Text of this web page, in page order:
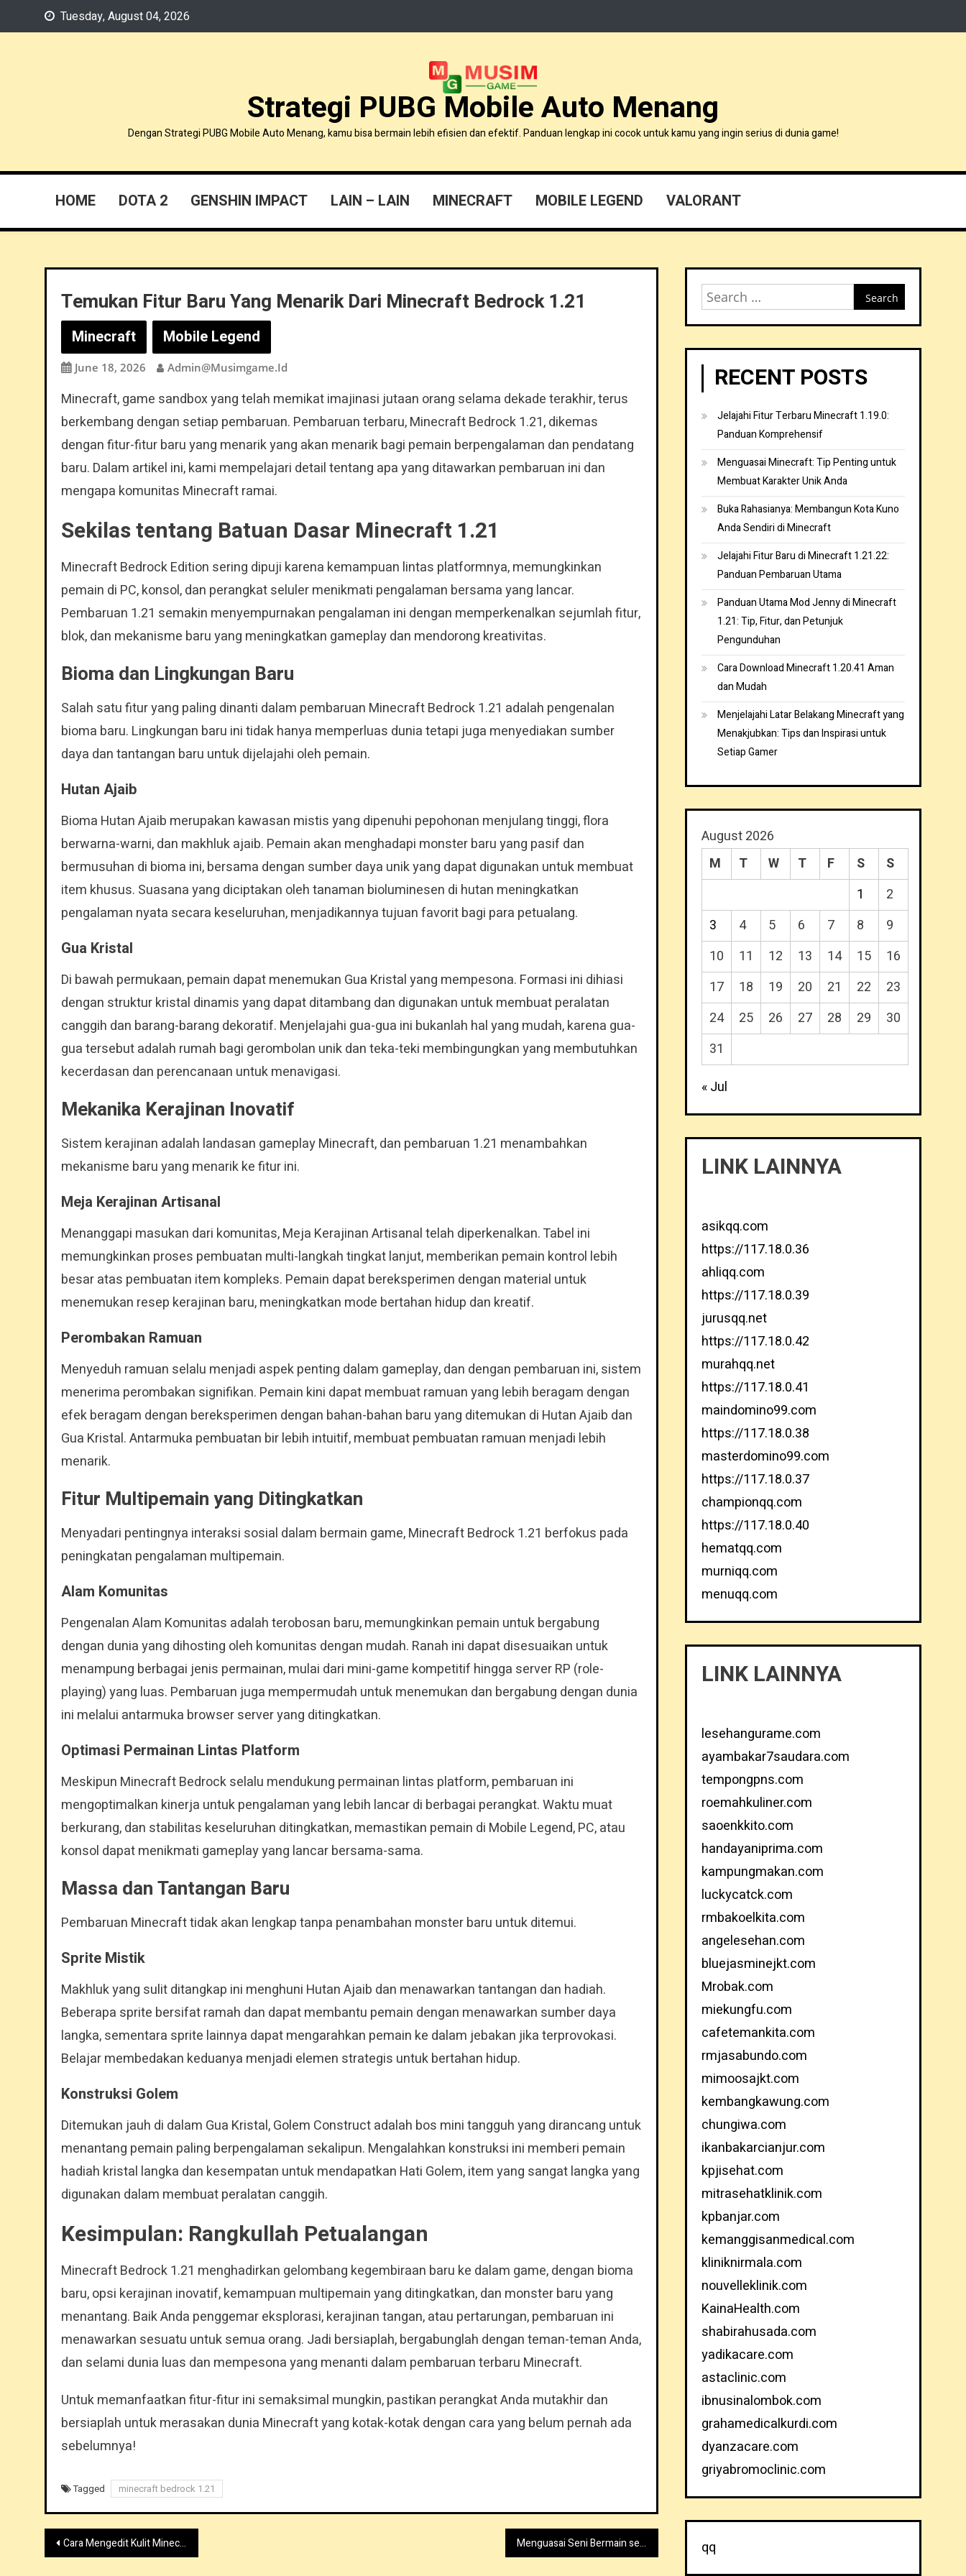
Tuesday, August 04, 2026
Strategi PUBG Mobile Auto Menang
Dengan Strategi PUBG Mobile Auto Menang, kamu bisa bermain lebih efisien dan efektif. Panduan lengkap ini cocok untuk kamu yang ingin serius di dunia game!
HOME DOTA 2 GENSHIN IMPACT LAIN – LAIN MINECRAFT MOBILE LEGEND VALORANT
Temukan Fitur Baru Yang Menarik Dari Minecraft Bedrock 1.21
Minecraft Mobile Legend
June 18, 2026 Admin@musimgame.id
Minecraft, game sandbox yang telah memikat imajinasi jutaan orang selama dekade terakhir, terus
berkembang dengan setiap pembaruan. Pembaruan terbaru, Minecraft Bedrock 1.21, dikemas
dengan fitur-fitur baru yang menarik yang akan menarik bagi pemain berpengalaman dan pendatang
baru. Dalam artikel ini, kami mempelajari detail tentang apa yang ditawarkan pembaruan ini dan
mengapa komunitas Minecraft ramai.
Sekilas tentang Batuan Dasar Minecraft 1.21
Minecraft Bedrock Edition sering dipuji karena kemampuan lintas platformnya, memungkinkan
pemain di PC, konsol, dan perangkat seluler menikmati pengalaman bersama yang lancar.
Pembaruan 1.21 semakin menyempurnakan pengalaman ini dengan memperkenalkan sejumlah fitur,
blok, dan mekanisme baru yang meningkatkan gameplay dan mendorong kreativitas.
Bioma dan Lingkungan Baru
Salah satu fitur yang paling dinanti dalam pembaruan Minecraft Bedrock 1.21 adalah pengenalan
bioma baru. Lingkungan baru ini tidak hanya memperluas dunia tetapi juga menyediakan sumber
daya dan tantangan baru untuk dijelajahi oleh pemain.
Hutan Ajaib
Bioma Hutan Ajaib merupakan kawasan mistis yang dipenuhi pepohonan menjulang tinggi, flora
berwarna-warni, dan makhluk ajaib. Pemain akan menghadapi monster baru yang pasif dan
bermusuhan di bioma ini, bersama dengan sumber daya unik yang dapat digunakan untuk membuat
item khusus. Suasana yang diciptakan oleh tanaman bioluminesen di hutan meningkatkan
pengalaman nyata secara keseluruhan, menjadikannya tujuan favorit bagi para petualang.
Gua Kristal
Di bawah permukaan, pemain dapat menemukan Gua Kristal yang mempesona. Formasi ini dihiasi
dengan struktur kristal dinamis yang dapat ditambang dan digunakan untuk membuat peralatan
canggih dan barang-barang dekoratif. Menjelajahi gua-gua ini bukanlah hal yang mudah, karena gua-
gua tersebut adalah rumah bagi gerombolan unik dan teka-teki membingungkan yang membutuhkan
kecerdasan dan perencanaan untuk menavigasi.
Mekanika Kerajinan Inovatif
Sistem kerajinan adalah landasan gameplay Minecraft, dan pembaruan 1.21 menambahkan
mekanisme baru yang menarik ke fitur ini.
Meja Kerajinan Artisanal
Menanggapi masukan dari komunitas, Meja Kerajinan Artisanal telah diperkenalkan. Tabel ini
memungkinkan proses pembuatan multi-langkah tingkat lanjut, memberikan pemain kontrol lebih
besar atas pembuatan item kompleks. Pemain dapat bereksperimen dengan material untuk
menemukan resep kerajinan baru, meningkatkan mode bertahan hidup dan kreatif.
Perombakan Ramuan
Menyeduh ramuan selalu menjadi aspek penting dalam gameplay, dan dengan pembaruan ini, sistem
menerima perombakan signifikan. Pemain kini dapat membuat ramuan yang lebih beragam dengan
efek beragam dengan bereksperimen dengan bahan-bahan baru yang ditemukan di Hutan Ajaib dan
Gua Kristal. Antarmuka pembuatan bir lebih intuitif, membuat pembuatan ramuan menjadi lebih
menarik.
Fitur Multipemain yang Ditingkatkan
Menyadari pentingnya interaksi sosial dalam bermain game, Minecraft Bedrock 1.21 berfokus pada
peningkatan pengalaman multipemain.
Alam Komunitas
Pengenalan Alam Komunitas adalah terobosan baru, memungkinkan pemain untuk bergabung
dengan dunia yang dihosting oleh komunitas dengan mudah. Ranah ini dapat disesuaikan untuk
menampung berbagai jenis permainan, mulai dari mini-game kompetitif hingga server RP (role-
playing) yang luas. Pembaruan juga mempermudah untuk menemukan dan bergabung dengan dunia
ini melalui antarmuka browser server yang ditingkatkan.
Optimasi Permainan Lintas Platform
Meskipun Minecraft Bedrock selalu mendukung permainan lintas platform, pembaruan ini
mengoptimalkan kinerja untuk pengalaman yang lebih lancar di berbagai perangkat. Waktu muat
berkurang, dan stabilitas keseluruhan ditingkatkan, memastikan pemain di Mobile Legend, PC, atau
konsol dapat menikmati gameplay yang lancar bersama-sama.
Massa dan Tantangan Baru
Pembaruan Minecraft tidak akan lengkap tanpa penambahan monster baru untuk ditemui.
Sprite Mistik
Makhluk yang sulit ditangkap ini menghuni Hutan Ajaib dan menawarkan tantangan dan hadiah.
Beberapa sprite bersifat ramah dan dapat membantu pemain dengan menawarkan sumber daya
langka, sementara sprite lainnya dapat mengarahkan pemain ke dalam jebakan jika terprovokasi.
Belajar membedakan keduanya menjadi elemen strategis untuk bertahan hidup.
Konstruksi Golem
Ditemukan jauh di dalam Gua Kristal, Golem Construct adalah bos mini tangguh yang dirancang untuk
menantang pemain paling berpengalaman sekalipun. Mengalahkan konstruksi ini memberi pemain
hadiah kristal langka dan kesempatan untuk mendapatkan Hati Golem, item yang sangat langka yang
digunakan dalam membuat peralatan canggih.
Kesimpulan: Rangkullah Petualangan
Minecraft Bedrock 1.21 menghadirkan gelombang kegembiraan baru ke dalam game, dengan bioma
baru, opsi kerajinan inovatif, kemampuan multipemain yang ditingkatkan, dan monster baru yang
menantang. Baik Anda penggemar eksplorasi, kerajinan tangan, atau pertarungan, pembaruan ini
menawarkan sesuatu untuk semua orang. Jadi bersiaplah, bergabunglah dengan teman-teman Anda,
dan selami dunia luas dan mempesona yang menanti dalam pembaruan terbaru Minecraft.
Untuk memanfaatkan fitur-fitur ini semaksimal mungkin, pastikan perangkat Anda mutakhir dan
bersiaplah untuk merasakan dunia Minecraft yang kotak-kotak dengan cara yang belum pernah ada
sebelumnya!
Tagged minecraft bedrock 1.21
Post
Cara Mengedit Kulit Minecraft Anda: Panduan Langkah demi Langkah untuk Pemula Menguasai Seni Bermain sebagai “Orang” di Minecraft: Tips dan Trik
Search
RECENT POSTS
Jelajahi Fitur Terbaru Minecraft 1.19.0:
Panduan Komprehensif
Menguasai Minecraft: Tip Penting untuk
Membuat Karakter Unik Anda
Buka Rahasianya: Membangun Kota Kuno
Anda Sendiri di Minecraft
Jelajahi Fitur Baru di Minecraft 1.21.22:
Panduan Pembaruan Utama
Panduan Utama Mod Jenny di Minecraft
1.21: Tip, Fitur, dan Petunjuk
Pengunduhan
Cara Download Minecraft 1.20.41 Aman
dan Mudah
Menjelajahi Latar Belakang Minecraft yang
Menakjubkan: Tips dan Inspirasi untuk
Setiap Gamer
August 2026
M
T W T F S
S
1
2
3
4 5 6 7 8
9
10
11 12 13 14 15
16
17
18 19 20 21 22
23
24
25 26 27 28 29
30
31
« Jul
LINK LAINNYA
asikqq.com
https://117.18.0.36
ahliqq.com
https://117.18.0.39
jurusqq.net
https://117.18.0.42
murahqq.net
https://117.18.0.41
maindomino99.com
https://117.18.0.38
masterdomino99.com
https://117.18.0.37
championqq.com
https://117.18.0.40
hematqq.com
murniqq.com
menuqq.com
LINK LAINNYA
lesehangurame.com
ayambakar7saudara.com
tempongpns.com
roemahkuliner.com
saoenkkito.com
handayaniprima.com
kampungmakan.com
luckycatck.com
rmbakoelkita.com
angelesehan.com
bluejasminejkt.com
Mrobak.com
miekungfu.com
cafetemankita.com
rmjasabundo.com
mimoosajkt.com
kembangkawung.com
chungiwa.com
ikanbakarcianjur.com
kpjisehat.com
mitrasehatklinik.com
kpbanjar.com
kemanggisanmedical.com
kliniknirmala.com
nouvelleklinik.com
KainaHealth.com
shabirahusada.com
yadikacare.com
astaclinic.com
ibnusinalombok.com
grahamedicalkurdi.com
dyanzacare.com
griyabromoclinic.com
qq